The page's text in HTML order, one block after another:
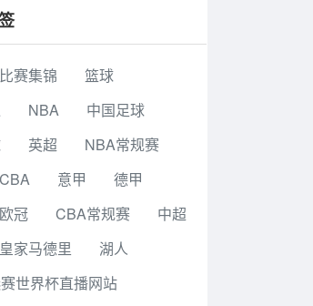
比赛集锦
篮球
NBA
中国足球
英超
NBA常规赛
CBA 意甲
德甲
欧冠 CBA常规赛
中超
皇家马德里
湖人
世界杯直播网站